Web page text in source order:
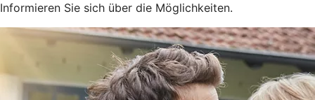
Informieren Sie sich über die Möglichkeiten.